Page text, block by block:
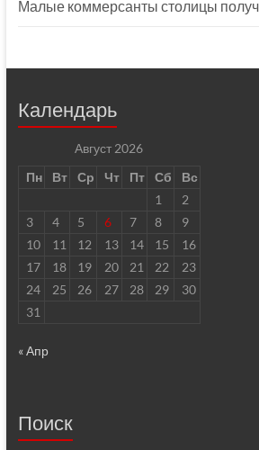
Малые коммерсанты столицы
Календарь
Август 2026
Пн
Вт Ср Чт Пт Сб
Вс
1
2
3
4 5 6 7 8
9
10
11 12 13 14 15
16
17
18 19 20 21 22
23
24
25 26 27 28 29
30
31
« Апр
Поиск